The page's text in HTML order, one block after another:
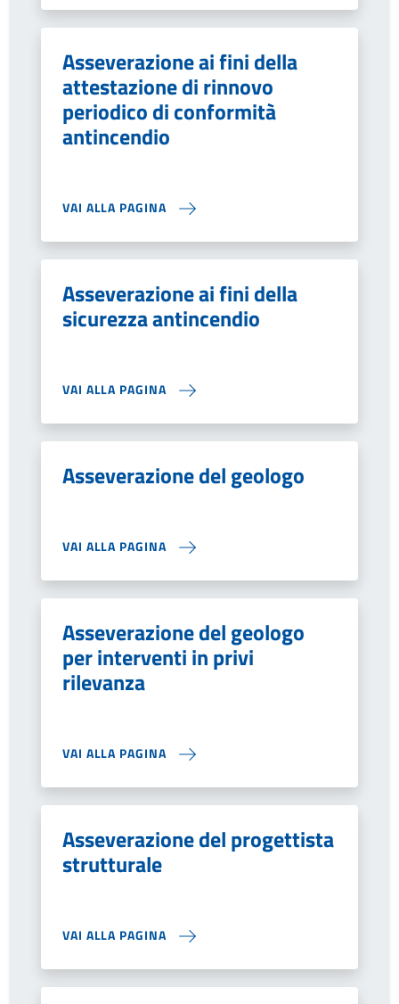
Asseverazione ai fini della
attestazione di rinnovo
periodico di conformità
antincendio
VAI ALLA PAGINA
Asseverazione ai fini della
sicurezza antincendio
VAI ALLA PAGINA
Asseverazione del geologo
VAI ALLA PAGINA
Asseverazione del geologo
per interventi in privi
rilevanza
VAI ALLA PAGINA
Asseverazione del progettista
strutturale
VAI ALLA PAGINA